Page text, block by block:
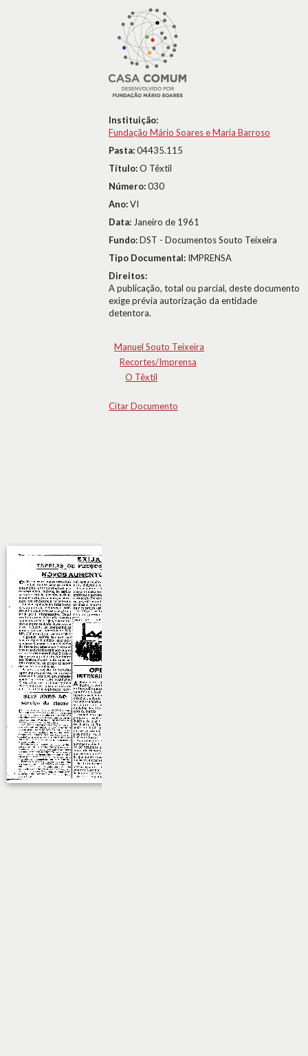
Instituição:
Fundação Mário Soares e Maria Barroso
Pasta:04435.115
Título:O Têxtil
Número:030
Ano:VI
Data: Janeiro de 1961
Fundo:DST - Documentos Souto Teixeira
Tipo Documental: IMPRENSA
Direitos:
A publicação, total ou parcial, deste documento
exige prévia autorização da entidade
detentora.
Manuel Souto Teixeira
Recortes/Imprensa
O Têxtil
Citar Documento